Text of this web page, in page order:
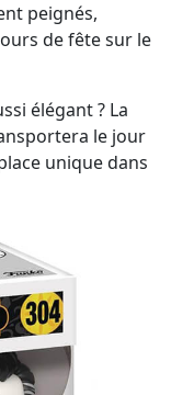
peignés,
de fête sur le
élégant ? La
le jour
unique dans